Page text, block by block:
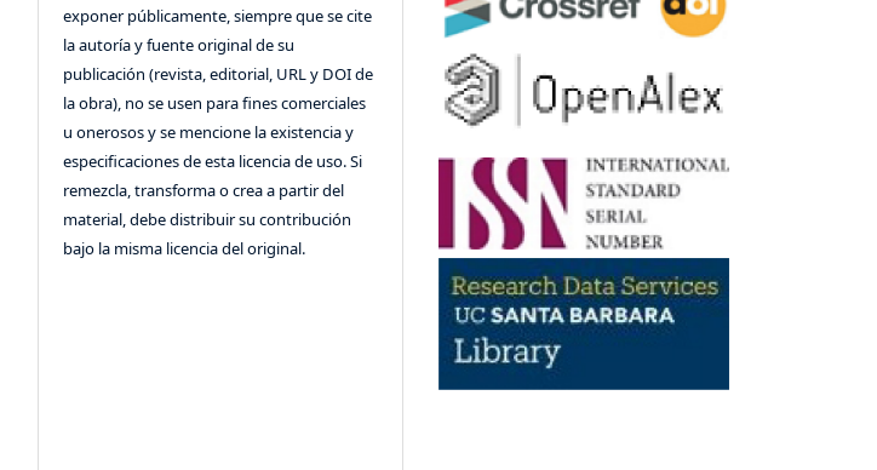
exponer públicamente, siempre que se cite
la autoría y fuente original de su
publicación (revista, editorial, URL y DOI de
la obra), no se usen para fines comerciales
u onerosos y se mencione la existencia y
especificaciones de esta licencia de uso. Si
remezcla, transforma o crea a partir del
material, debe distribuir su contribución
bajo la misma licencia del original.